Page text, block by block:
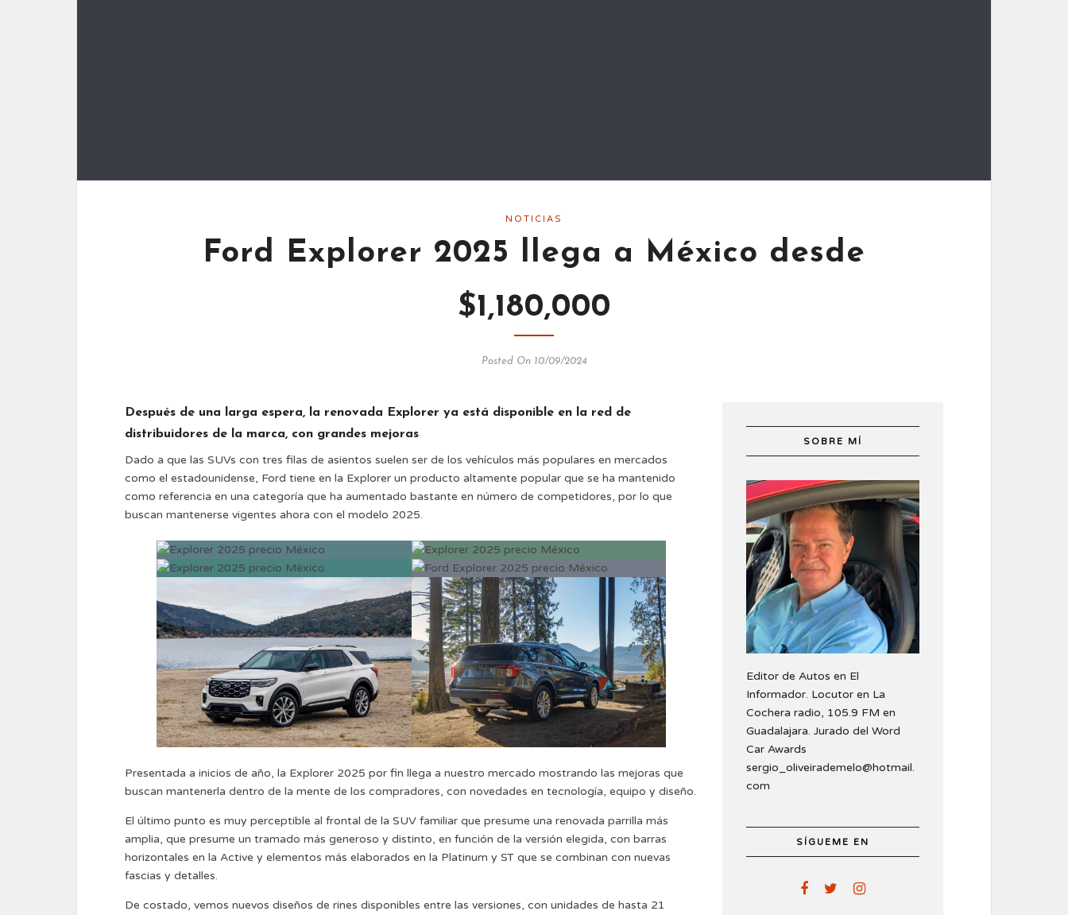
NOTICIAS
Ford Explorer 2025 llega a México desde
$1,180,000
Posted On 10/09/2024
Después de una larga espera, la renovada Explorer ya está disponible en la red de
distribuidores de la marca, con grandes mejoras
Dado a que las SUVs con tres filas de asientos suelen ser de los vehículos más populares en mercados
como el estadounidense, Ford tiene en la Explorer un producto altamente popular que se ha mantenido
como referencia en una categoría que ha aumentado bastante en número de competidores, por lo que
buscan mantenerse vigentes ahora con el modelo 2025.
Presentada a inicios de año, la Explorer 2025 por fin llega a nuestro mercado mostrando las mejoras que
buscan mantenerla dentro de la mente de los compradores, con novedades en tecnología, equipo y diseño.
El último punto es muy perceptible al frontal de la SUV familiar que presume una renovada parrilla más
amplia, que presume un tramado más generoso y distinto, en función de la versión elegida, con barras
horizontales en la Active y elementos más elaborados en la Platinum y ST que se combinan con nuevas
fascias y detalles.
De costado, vemos nuevos diseños de rines disponibles entre las versiones, con unidades de hasta 21
SOBRE MÍ
Editor de Autos en El
Informador. Locutor en La
Cochera radio, 105.9 FM en
Guadalajara. Jurado del Word
Car Awards
sergio_oliveirademelo@hotmail.
com
SÍGUEME EN